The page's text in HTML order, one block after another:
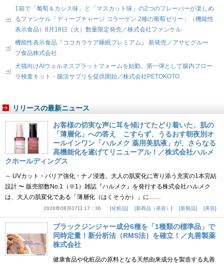
1箱で「葡萄＆カシス味」と「マスカット味」の2つのフレーバーが楽しめ
るファンケル「ディープチャージ コラーゲン 2種の葡萄ゼリー」（機能性
表示食品）8月18日（火）数量限定発売／株式会社ファンケル
機能性表示食品『ココカラケア睡眠プレミアム』 新発売／アサヒグルー
プ食品株式会社
犬猫向けAIウェルネスプラットフォームを始動。第一弾として腸内フロー
ラ検査キット・腸活サプリを提供開始／株式会社PETOKOTO
リリースの最新ニュース
お客様の切実な声に耳を傾けてたどり着いた、肌の
「薄層化」への答え こすらず、うるおす朝夜別オ
ールインワン「ハルメク 薬用美肌液」が、さらなる
高機能化を遂げてリニューアル！／株式会社ハルメ
クホールディングス
～ UVカット・バリア強化・ナノ浸透。大人の肌変化に寄り添う充実の1本完結
設計 〜 販売部数No.1（※1）雑誌『ハルメク』を発行する株式会社ハルメク
は、大人の肌変化である「薄層化（はくそうか）」に……
2026年08月07日 17：36 化粧品 新商品（美容） 新製品 美容
ブラックジンジャー成分6種を「1種類の標準品」で
同時定量！新分析法（RMS法）を確立！／丸善製薬
株式会社
健康食品や化粧品の原料となる天然由来成分を製造する丸善